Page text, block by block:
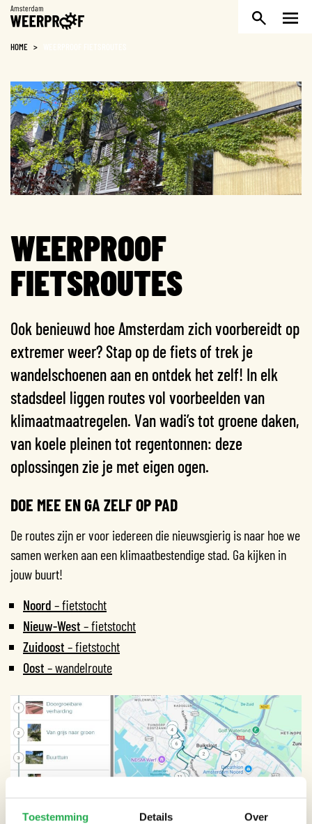
Toestemming Details Over
Weerproof
HOME >
WEERPROOF
FIETSROUTES
Ook benieuwd hoe Amsterdam zich voorbereidt op
extremer weer? Stap op de fiets of trek je
wandelschoenen aan en ontdek het zelf! In elk
stadsdeel liggen routes vol voorbeelden van
klimaatmaatregelen. Van wadi’s tot groene daken,
van koele pleinen tot regentonnen: deze
oplossingen zie je met eigen ogen.
DOE MEE EN GA ZELF OP PAD
De routes zijn er voor iedereen die nieuwsgierig is naar hoe we
samen werken aan een klimaatbestendige stad. Ga kijken in
jouw buurt!
Noord – fietstocht
Nieuw-West – fietstocht
Zuidoost – fietstocht
Oost – wandelroute